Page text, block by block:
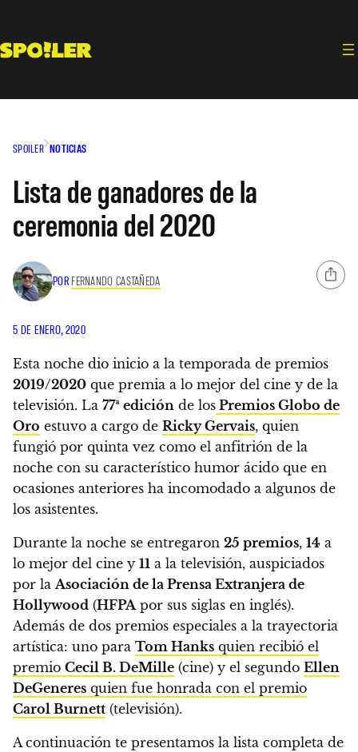
contenido
SPOILER NOTICIAS
Lista de ganadores de la
ceremonia del 2020
POR FERNANDO CASTAÑEDA
5 DE ENERO, 2020
Esta noche dio inicio a la temporada de premios
2019/2020 que premia a lo mejor del cine y de la
televisión. La 77ª edición de los Premios Globo de
Oro estuvo a cargo de Ricky Gervais, quien
fungió por quinta vez como el anfitrión de la
noche con su característico humor ácido que en
ocasiones anteriores ha incomodado a algunos de
los asistentes.
Durante la noche se entregaron 25 premios, 14 a
lo mejor del cine y 11 a la televisión, auspiciados
por laAsociación de la Prensa Extranjera de
Hollywood (HFPApor sus siglas en inglés).
Además de dos premios especiales a la trayectoria
artística: uno para Tom Hanks quien recibió el
premio Cecil B. DeMille (cine) y el segundo Ellen
DeGeneres quien fue honrada con el premio
Carol Burnett (televisión).
A continuación te presentamos la lista completa de